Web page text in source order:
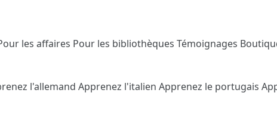
les affaires Pour les bibliothèques Témoignages
l'allemand Apprenez l'italien Apprenez le portugais